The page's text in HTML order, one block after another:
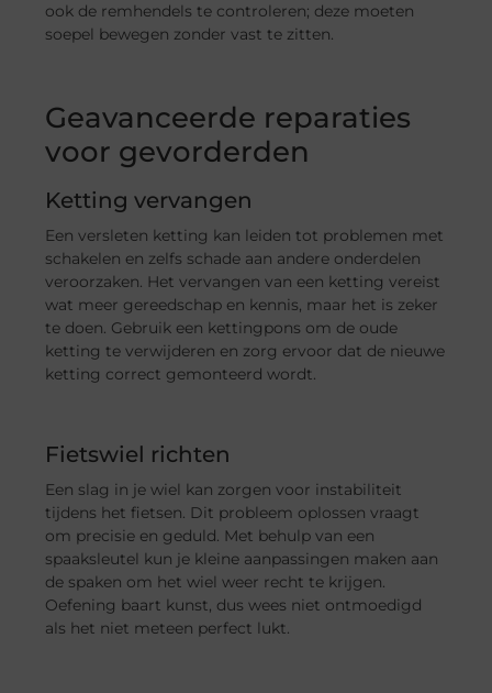
ook de remhendels te controleren; deze moeten
soepel bewegen zonder vast te zitten.
Geavanceerde reparaties
voor gevorderden
Ketting vervangen
Een versleten ketting kan leiden tot problemen met
schakelen en zelfs schade aan andere onderdelen
veroorzaken. Het vervangen van een ketting vereist
wat meer gereedschap en kennis, maar het is zeker
te doen. Gebruik een kettingpons om de oude
ketting te verwijderen en zorg ervoor dat de nieuwe
ketting correct gemonteerd wordt.
Fietswiel richten
Een slag in je wiel kan zorgen voor instabiliteit
tijdens het fietsen. Dit probleem oplossen vraagt
om precisie en geduld. Met behulp van een
spaaksleutel kun je kleine aanpassingen maken aan
de spaken om het wiel weer recht te krijgen.
Oefening baart kunst, dus wees niet ontmoedigd
als het niet meteen perfect lukt.